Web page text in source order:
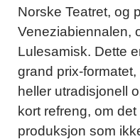
Norske Teatret, og
Veneziabiennalen,
Lulesamisk. Dette
grand prix-
heller utradisjonell
kort refreng, om
produksjon som